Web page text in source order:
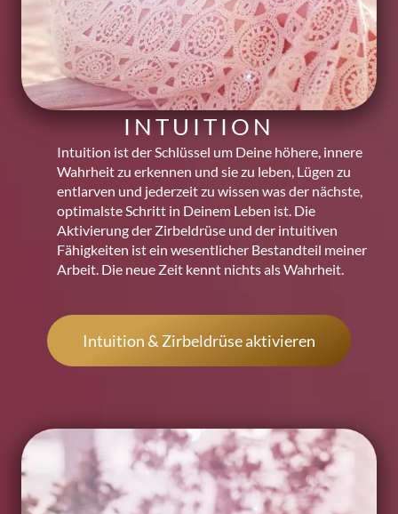
INTUITION
Intuition ist der Schlüssel um Deine höhere, innere
Wahrheit zu erkennen und sie zu leben, Lügen zu
entlarven und jederzeit zu wissen was der nächste,
optimalste Schritt in Deinem Leben ist. Die
Aktivierung der Zirbeldrüse und der intuitiven
Fähigkeiten ist ein wesentlicher Bestandteil meiner
Arbeit. Die neue Zeit kennt nichts als Wahrheit.
Intuition & Zirbeldrüse aktivieren